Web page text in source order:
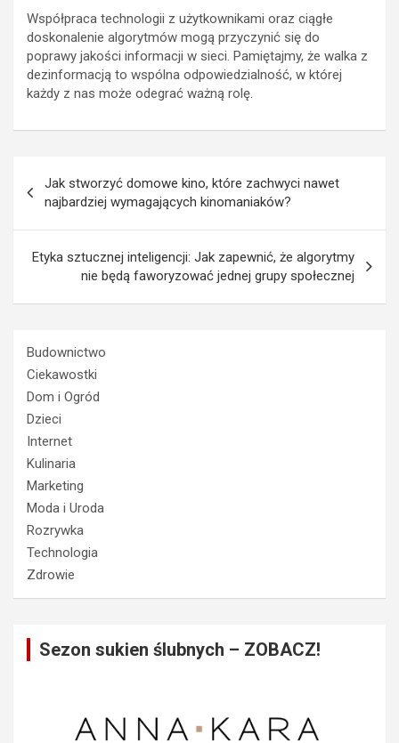
Współpraca technologii z użytkownikami oraz ciągłe
doskonalenie algorytmów mogą przyczynić się do
poprawy jakości informacji w sieci. Pamiętajmy, że walka z
dezinformacją to wspólna odpowiedzialność, w której
każdy z nas może odegrać ważną rolę.
wpisu
Jak stworzyć domowe kino, które zachwyci nawet
najbardziej wymagających kinomaniaków?
Etyka sztucznej inteligencji: Jak zapewnić, że algorytmy
nie będą faworyzować jednej grupy społecznej
Budownictwo
Ciekawostki
Dom i Ogród
Dzieci
Internet
Kulinaria
Marketing
Moda i Uroda
Rozrywka
Technologia
Zdrowie
Sezon sukien ślubnych – ZOBACZ!